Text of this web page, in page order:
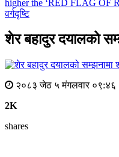
वर्गदृष्टि
शेर बहादुर दयालको
२०८३ जेठ ५ मंगलवार ०९:४६
2K
shares